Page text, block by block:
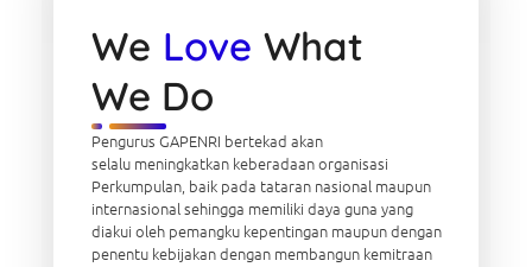
We Love What
We Do
Pengurus GAPENRI bertekad akan
selalu meningkatkan keberadaan organisasi
Perkumpulan, baik pada tataran nasional maupun
internasional sehingga memiliki daya guna yang
diakui oleh pemangku kepentingan maupun dengan
penentu kebijakan dengan membangun kemitraan